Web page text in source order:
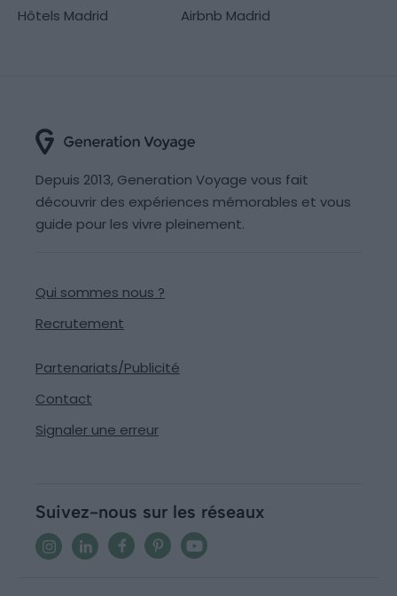
Hôtels Madrid
Airbnb Madrid
Depuis 2013, Generation Voyage vous fait
découvrir des expériences mémorables et vous
guide pour les vivre pleinement.
Qui sommes nous ?
Recrutement
Partenariats/Publicité
Contact
Signaler une erreur
Suivez-nous sur les réseaux